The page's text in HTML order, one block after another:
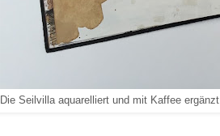
Die Seilvilla aquarelliert und mit Kaffee ergänzt.